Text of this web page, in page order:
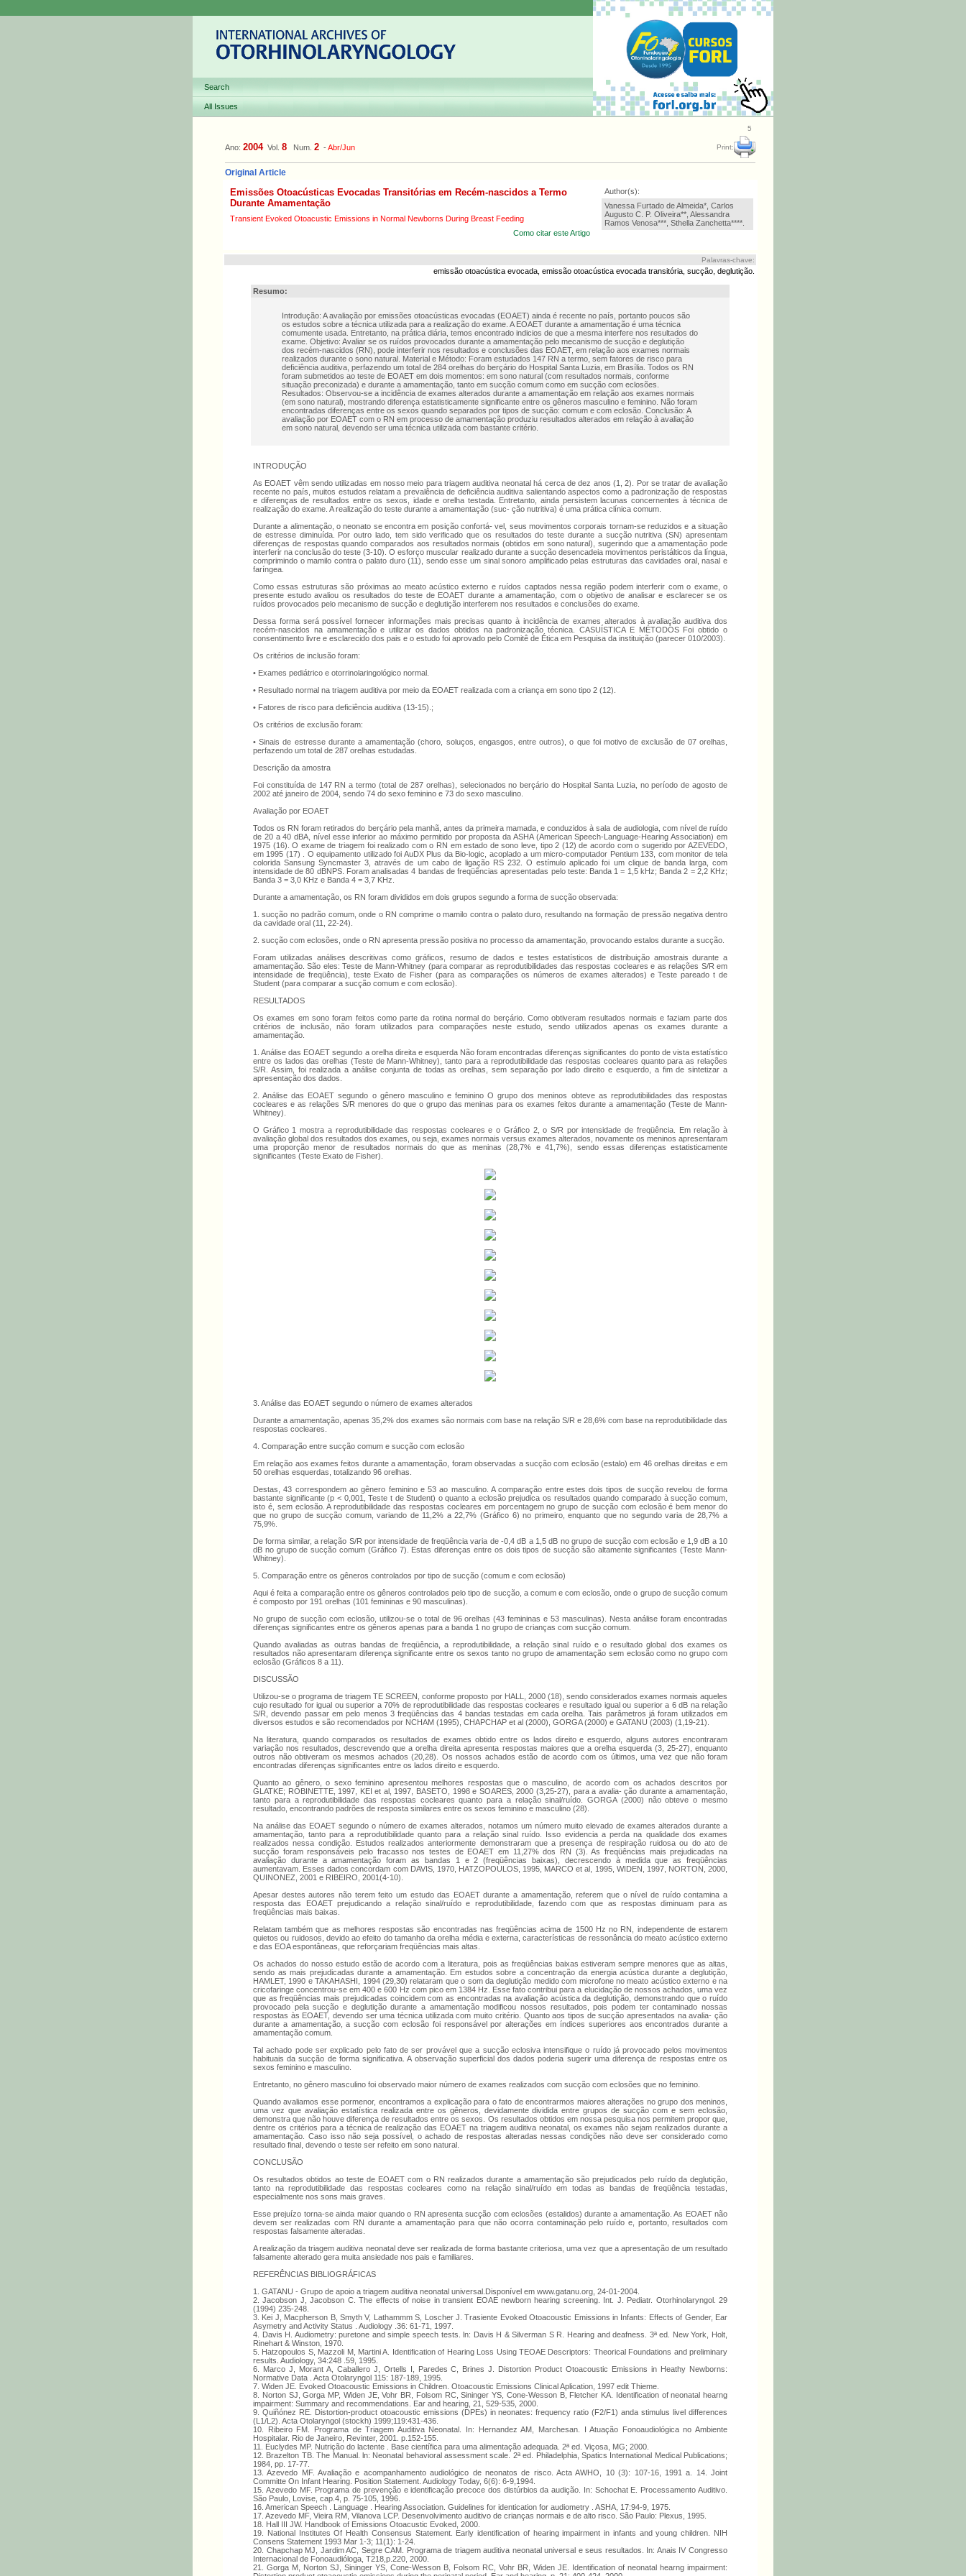
Search
All Issues
5
Ano: 2004Vol. 8 Num. 2 -Abr/Jun Print:
Original Article
Emissões Otoacústicas Evocadas Transitórias em Recém-nascidos a Termo
Durante Amamentação
Transient Evoked Otoacustic Emissions in Normal Newborns During Breast Feeding
Como citar este Artigo
Author(s):
Vanessa Furtado de Almeida*, Carlos
Augusto C. P. Oliveira**, Alessandra
Ramos Venosa***, Sthella Zanchetta****.
Palavras-chave:
emissão otoacústica evocada, emissão otoacústica evocada transitória, sucção, deglutição.
Resumo:
Introdução: A avaliação por emissões otoacústicas evocadas (EOAET) ainda é recente no país, portanto poucos são
os estudos sobre a técnica utilizada para a realização do exame. A EOAET durante a amamentação é uma técnica
comumente usada. Entretanto, na prática diária, temos encontrado indicios de que a mesma interfere nos resultados do
exame. Objetivo: Avaliar se os ruídos provocados durante a amamentação pelo mecanismo de sucção e deglutição
dos recém-nascidos (RN), pode interferir nos resultados e conclusões das EOAET, em relação aos exames normais
realizados durante o sono natural. Material e Método: Foram estudados 147 RN a termo, sem fatores de risco para
deficiência auditiva, perfazendo um total de 284 orelhas do berçário do Hospital Santa Luzia, em Brasília. Todos os RN
foram submetidos ao teste de EOAET em dois momentos: em sono natural (com resultados normais, conforme
situação preconizada) e durante a amamentação, tanto em sucção comum como em sucção com eclosões.
Resultados: Observou-se a incidência de exames alterados durante a amamentação em relação aos exames normais
(em sono natural), mostrando diferença estatisticamente significante entre os gêneros masculino e feminino. Não foram
encontradas diferenças entre os sexos quando separados por tipos de sucção: comum e com eclosão. Conclusão: A
avaliação por EOAET com o RN em processo de amamentação produziu resultados alterados em relação à avaliação
em sono natural, devendo ser uma técnica utilizada com bastante critério.
INTRODUÇÃO
As EOAET vêm sendo utilizadas em nosso meio para triagem auditiva neonatal há cerca de dez anos (1, 2). Por se tratar de avaliação
recente no país, muitos estudos relatam a prevalência de deficiência auditiva salientando aspectos como a padronização de respostas
e diferenças de resultados entre os sexos, idade e orelha testada. Entretanto, ainda persistem lacunas concernentes à técnica de
realização do exame. A realização do teste durante a amamentação (suc- ção nutritiva) é uma prática clínica comum.
Durante a alimentação, o neonato se encontra em posição confortá- vel, seus movimentos corporais tornam-se reduzidos e a situação
de estresse diminuída. Por outro lado, tem sido verificado que os resultados do teste durante a sucção nutritiva (SN) apresentam
diferenças de respostas quando comparados aos resultados normais (obtidos em sono natural), sugerindo que a amamentação pode
interferir na conclusão do teste (3-10). O esforço muscular realizado durante a sucção desencadeia movimentos peristálticos da língua,
comprimindo o mamilo contra o palato duro (11), sendo esse um sinal sonoro amplificado pelas estruturas das cavidades oral, nasal e
faríngea.
Como essas estruturas são próximas ao meato acústico externo e ruídos captados nessa região podem interferir com o exame, o
presente estudo avaliou os resultados do teste de EOAET durante a amamentação, com o objetivo de analisar e esclarecer se os
ruídos provocados pelo mecanismo de sucção e deglutição interferem nos resultados e conclusões do exame.
Dessa forma será possível fornecer informações mais precisas quanto à incidência de exames alterados à avaliação auditiva dos
recém-nascidos na amamentação e utilizar os dados obtidos na padronização técnica. CASUÍSTICA E MÉTODOS Foi obtido o
consentimento livre e esclarecido dos pais e o estudo foi aprovado pelo Comitê de Ética em Pesquisa da instituição (parecer 010/2003).
Os critérios de inclusão foram:
• Exames pediátrico e otorrinolaringológico normal.
• Resultado normal na triagem auditiva por meio da EOAET realizada com a criança em sono tipo 2 (12).
• Fatores de risco para deficiência auditiva (13-15).;
Os critérios de exclusão foram:
• Sinais de estresse durante a amamentação (choro, soluços, engasgos, entre outros), o que foi motivo de exclusão de 07 orelhas,
perfazendo um total de 287 orelhas estudadas.
Descrição da amostra
Foi constituída de 147 RN a termo (total de 287 orelhas), selecionados no berçário do Hospital Santa Luzia, no período de agosto de
2002 até janeiro de 2004, sendo 74 do sexo feminino e 73 do sexo masculino.
Avaliação por EOAET
Todos os RN foram retirados do berçário pela manhã, antes da primeira mamada, e conduzidos à sala de audiologia, com nível de ruído
de 20 a 40 dBA, nível esse inferior ao máximo permitido por proposta da ASHA (American Speech-Language-Hearing Association) em
1975 (16). O exame de triagem foi realizado com o RN em estado de sono leve, tipo 2 (12) de acordo com o sugerido por AZEVEDO,
em 1995 (17) . O equipamento utilizado foi AuDX Plus da Bio-logic, acoplado a um micro-computador Pentium 133, com monitor de tela
colorida Sansung Syncmaster 3, através de um cabo de ligação RS 232. O estímulo aplicado foi um clique de banda larga, com
intensidade de 80 dBNPS. Foram analisadas 4 bandas de freqüências apresentadas pelo teste: Banda 1 = 1,5 kHz; Banda 2 = 2,2 KHz;
Banda 3 = 3,0 KHz e Banda 4 = 3,7 KHz.
Durante a amamentação, os RN foram divididos em dois grupos segundo a forma de sucção observada:
1. sucção no padrão comum, onde o RN comprime o mamilo contra o palato duro, resultando na formação de pressão negativa dentro
da cavidade oral (11, 22-24).
2. sucção com eclosões, onde o RN apresenta pressão positiva no processo da amamentação, provocando estalos durante a sucção.
Foram utilizadas análises descritivas como gráficos, resumo de dados e testes estatísticos de distribuição amostrais durante a
amamentação. São eles: Teste de Mann-Whitney (para comparar as reprodutibilidades das respostas cocleares e as relações S/R em
intensidade de freqüência), teste Exato de Fisher (para as comparações os números de exames alterados) e Teste pareado t de
Student (para comparar a sucção comum e com eclosão).
RESULTADOS
Os exames em sono foram feitos como parte da rotina normal do berçário. Como obtiveram resultados normais e faziam parte dos
critérios de inclusão, não foram utilizados para comparações neste estudo, sendo utilizados apenas os exames durante a
amamentação.
1. Análise das EOAET segundo a orelha direita e esquerda Não foram encontradas diferenças significantes do ponto de vista estatístico
entre os lados das orelhas (Teste de Mann-Whitney), tanto para a reprodutibilidade das respostas cocleares quanto para as relações
S/R. Assim, foi realizada a análise conjunta de todas as orelhas, sem separação por lado direito e esquerdo, a fim de sintetizar a
apresentação dos dados.
2. Análise das EOAET segundo o gênero masculino e feminino O grupo dos meninos obteve as reprodutibilidades das respostas
cocleares e as relações S/R menores do que o grupo das meninas para os exames feitos durante a amamentação (Teste de Mann-
Whitney).
O Gráfico 1 mostra a reprodutibilidade das respostas cocleares e o Gráfico 2, o S/R por intensidade de freqüência. Em relação à
avaliação global dos resultados dos exames, ou seja, exames normais versus exames alterados, novamente os meninos apresentaram
uma proporção menor de resultados normais do que as meninas (28,7% e 41,7%), sendo essas diferenças estatisticamente
significantes (Teste Exato de Fisher).
3. Análise das EOAET segundo o número de exames alterados
Durante a amamentação, apenas 35,2% dos exames são normais com base na relação S/R e 28,6% com base na reprodutibilidade das
respostas cocleares.
4. Comparação entre sucção comum e sucção com eclosão
Em relação aos exames feitos durante a amamentação, foram observadas a sucção com eclosão (estalo) em 46 orelhas direitas e em
50 orelhas esquerdas, totalizando 96 orelhas.
Destas, 43 correspondem ao gênero feminino e 53 ao masculino. A comparação entre estes dois tipos de sucção revelou de forma
bastante significante (p < 0,001, Teste t de Student) o quanto a eclosão prejudica os resultados quando comparado à sucção comum,
isto é, sem eclosão. A reprodutibilidade das respostas cocleares em porcentagem no grupo de sucção com eclosão é bem menor do
que no grupo de sucção comum, variando de 11,2% a 22,7% (Gráfico 6) no primeiro, enquanto que no segundo varia de 28,7% a
75,9%.
De forma similar, a relação S/R por intensidade de freqüência varia de -0,4 dB a 1,5 dB no grupo de sucção com eclosão e 1,9 dB a 10
dB no grupo de sucção comum (Gráfico 7). Estas diferenças entre os dois tipos de sucção são altamente significantes (Teste Mann-
Whitney).
5. Comparação entre os gêneros controlados por tipo de sucção (comum e com eclosão)
Aqui é feita a comparação entre os gêneros controlados pelo tipo de sucção, a comum e com eclosão, onde o grupo de sucção comum
é composto por 191 orelhas (101 femininas e 90 masculinas).
No grupo de sucção com eclosão, utilizou-se o total de 96 orelhas (43 femininas e 53 masculinas). Nesta análise foram encontradas
diferenças significantes entre os gêneros apenas para a banda 1 no grupo de crianças com sucção comum.
Quando avaliadas as outras bandas de freqüência, a reprodutibilidade, a relação sinal ruído e o resultado global dos exames os
resultados não apresentaram diferença significante entre os sexos tanto no grupo de amamentação sem eclosão como no grupo com
eclosão (Gráficos 8 a 11).
DISCUSSÃO
Utilizou-se o programa de triagem TE SCREEN, conforme proposto por HALL, 2000 (18), sendo considerados exames normais aqueles
cujo resultado for igual ou superior a 70% de reprodutibilidade das respostas cocleares e resultado igual ou superior a 6 dB na relação
S/R, devendo passar em pelo menos 3 freqüências das 4 bandas testadas em cada orelha. Tais parâmetros já foram utilizados em
diversos estudos e são recomendados por NCHAM (1995), CHAPCHAP et al (2000), GORGA (2000) e GATANU (2003) (1,19-21).
Na literatura, quando comparados os resultados de exames obtido entre os lados direito e esquerdo, alguns autores encontraram
variação nos resultados, descrevendo que a orelha direita apresenta respostas maiores que a orelha esquerda (3, 25-27), enquanto
outros não obtiveram os mesmos achados (20,28). Os nossos achados estão de acordo com os últimos, uma vez que não foram
encontradas diferenças significantes entre os lados direito e esquerdo.
Quanto ao gênero, o sexo feminino apresentou melhores respostas que o masculino, de acordo com os achados descritos por
GLATKE; ROBINETTE, 1997, KEI et al, 1997, BASETO, 1998 e SOARES, 2000 (3,25-27), para a avalia- ção durante a amamentação,
tanto para a reprodutibilidade das respostas cocleares quanto para a relação sinal/ruído. GORGA (2000) não obteve o mesmo
resultado, encontrando padrões de resposta similares entre os sexos feminino e masculino (28).
Na análise das EOAET segundo o número de exames alterados, notamos um número muito elevado de exames alterados durante a
amamentação, tanto para a reprodutibilidade quanto para a relação sinal ruído. Isso evidencia a perda na qualidade dos exames
realizados nessa condição. Estudos realizados anteriormente demonstraram que a presença de respiração ruidosa ou do ato de
sucção foram responsáveis pelo fracasso nos testes de EOAET em 11,27% dos RN (3). As freqüências mais prejudicadas na
avaliação durante a amamentação foram as bandas 1 e 2 (freqüências baixas), decrescendo à medida que as freqüências
aumentavam. Esses dados concordam com DAVIS, 1970, HATZOPOULOS, 1995, MARCO et al, 1995, WIDEN, 1997, NORTON, 2000,
QUINONEZ, 2001 e RIBEIRO, 2001(4-10).
Apesar destes autores não terem feito um estudo das EOAET durante a amamentação, referem que o nível de ruído contamina a
resposta das EOAET prejudicando a relação sinal/ruído e reprodutibilidade, fazendo com que as respostas diminuam para as
freqüências mais baixas.
Relatam também que as melhores respostas são encontradas nas freqüências acima de 1500 Hz no RN, independente de estarem
quietos ou ruidosos, devido ao efeito do tamanho da orelha média e externa, características de ressonância do meato acústico externo
e das EOA espontâneas, que reforçariam freqüências mais altas.
Os achados do nosso estudo estão de acordo com a literatura, pois as freqüências baixas estiveram sempre menores que as altas,
sendo as mais prejudicadas durante a amamentação. Em estudos sobre a concentração da energia acústica durante a deglutição,
HAMLET, 1990 e TAKAHASHI, 1994 (29,30) relataram que o som da deglutição medido com microfone no meato acústico externo e na
cricofaringe concentrou-se em 400 e 600 Hz com pico em 1384 Hz. Esse fato contribui para a elucidação de nossos achados, uma vez
que as freqüências mais prejudicadas coincidem com as encontradas na avaliação acústica da deglutição, demonstrando que o ruído
provocado pela sucção e deglutição durante a amamentação modificou nossos resultados, pois podem ter contaminado nossas
respostas às EOAET, devendo ser uma técnica utilizada com muito critério. Quanto aos tipos de sucção apresentados na avalia- ção
durante a amamentação, a sucção com eclosão foi responsável por alterações em índices superiores aos encontrados durante a
amamentação comum.
Tal achado pode ser explicado pelo fato de ser provável que a sucção eclosiva intensifique o ruído já provocado pelos movimentos
habituais da sucção de forma significativa. A observação superficial dos dados poderia sugerir uma diferença de respostas entre os
sexos feminino e masculino.
Entretanto, no gênero masculino foi observado maior número de exames realizados com sucção com eclosões que no feminino.
Quando avaliamos esse pormenor, encontramos a explicação para o fato de encontrarmos maiores alterações no grupo dos meninos,
uma vez que avaliação estatística realizada entre os gêneros, devidamente dividida entre grupos de sucção com e sem eclosão,
demonstra que não houve diferença de resultados entre os sexos. Os resultados obtidos em nossa pesquisa nos permitem propor que,
dentre os critérios para a técnica de realização das EOAET na triagem auditiva neonatal, os exames não sejam realizados durante a
amamentação. Caso isso não seja possível, o achado de respostas alteradas nessas condições não deve ser considerado como
resultado final, devendo o teste ser refeito em sono natural.
CONCLUSÃO
Os resultados obtidos ao teste de EOAET com o RN realizados durante a amamentação são prejudicados pelo ruído da deglutição,
tanto na reprodutibilidade das respostas cocleares como na relação sinal/ruído em todas as bandas de freqüência testadas,
especialmente nos sons mais graves.
Esse prejuízo torna-se ainda maior quando o RN apresenta sucção com eclosões (estalidos) durante a amamentação. As EOAET não
devem ser realizadas com RN durante a amamentação para que não ocorra contaminação pelo ruído e, portanto, resultados com
respostas falsamente alteradas.
A realização da triagem auditiva neonatal deve ser realizada de forma bastante criteriosa, uma vez que a apresentação de um resultado
falsamente alterado gera muita ansiedade nos pais e familiares.
REFERÊNCIAS BIBLIOGRÁFICAS
1. GATANU - Grupo de apoio a triagem auditiva neonatal universal.Disponível em www.gatanu.org, 24-01-2004.
2. Jacobson J, Jacobson C. The effects of noise in transient EOAE newborn hearing screening. Int. J. Pediatr. Otorhinolaryngol. 29
(1994) 235-248.
3. Kei J, Macpherson B, Smyth V, Lathammm S, Loscher J. Trasiente Evoked Otoacoustic Emissions in Infants: Effects of Gender, Ear
Asymetry and Activity Status . Audiology .36: 61-71, 1997.
4. Davis H. Audiometry: puretone and simple speech tests. ln: Davis H & Silverman S R. Hearing and deafness. 3ª ed. New York, Holt,
Rinehart & Winston, 1970.
5. Hatzopoulos S, Mazzoli M, Martini A. Identification of Hearing Loss Using TEOAE Descriptors: Theorical Foundations and preliminary
results. Audiology, 34:248 .59, 1995.
6. Marco J, Morant A, Caballero J, Ortells I, Paredes C, Brines J. Distortion Product Otoacoustic Emissions in Heathy Newborns:
Normative Data . Acta Otolaryngol 115: 187-189, 1995.
7. Widen JE. Evoked Otoacoustic Emissions in Children. Otoacoustic Emissions Clinical Aplication, 1997 edit Thieme.
8. Norton SJ, Gorga MP, Widen JE, Vohr BR, Folsom RC, Sininger YS, Cone-Wesson B, Fletcher KA. Identification of neonatal hearng
impairment: Summary and recommendations. Ear and hearing, 21, 529-535, 2000.
9. Quiñónez RE. Distortion-product otoacoustic emissions (DPEs) in neonates: frequency ratio (F2/F1) anda stimulus livel differences
(L1/L2). Acta Otolaryngol (stockh) 1999;119:431-436.
10. Ribeiro FM. Programa de Triagem Auditiva Neonatal. In: Hernandez AM, Marchesan. I Atuação Fonoaudiológica no Ambiente
Hospitalar. Rio de Janeiro, Revinter, 2001. p.152-155.
11. Euclydes MP. Nutrição do lactente . Base científica para uma alimentação adequada. 2ª ed. Viçosa, MG; 2000.
12. Brazelton TB. The Manual. ln: Neonatal behavioral assessment scale. 2ª ed. Philadelphia, Spatics International Medical Publications;
1984, pp. 17-77.
13. Azevedo MF. Avaliação e acompanhamento audiológico de neonatos de risco. Acta AWHO, 10 (3): 107-16, 1991 a. 14. Joint
Committe On Infant Hearing. Position Statement. Audiology Today, 6(6): 6-9,1994.
15. Azevedo MF. Programa de prevenção e identificação precoce dos distúrbios da audição. In: Schochat E. Processamento Auditivo.
São Paulo, Lovise, cap.4, p. 75-105, 1996.
16. American Speech . Language . Hearing Association. Guidelines for identication for audiometry . ASHA, 17:94-9, 1975.
17. Azevedo MF, Vieira RM, Vilanova LCP. Desenvolvimento auditivo de crianças normais e de alto risco. São Paulo: Plexus, 1995.
18. Hall III JW. Handbook of Emissions Otoacustic Evoked, 2000.
19. National Institutes Of Health Consensus Statement. Early identification of hearing impairment in infants and young children. NIH
Consens Statement 1993 Mar 1-3; 11(1): 1-24.
20. Chapchap MJ, Jardim AC, Segre CAM. Programa de triagem auditiva neonatal universal e seus resultados. In: Anais IV Congresso
Internacional de Fonoaudióloga, T218,p.220, 2000.
21. Gorga M, Norton SJ, Sininger YS, Cone-Wesson B, Folsom RC, Vohr BR, Widen JE. Identification of neonatal hearng impairment: